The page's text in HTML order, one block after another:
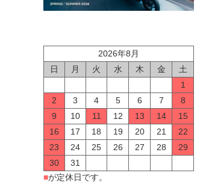
2026年8月
日
月 火 水 木 金
土
1
2
3 4 5 6 7
8
9
10 11 12 13 14
15
16
17 18 19 20 21
22
23
24 25 26 27 28
29
30
31
■が定休日です。